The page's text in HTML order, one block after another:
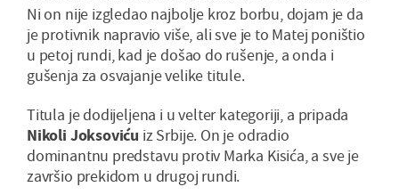
Ni on nije izgledao najbolje kroz borbu, dojam je da
je protivnik napravio više, ali sve je to Matej poništio
u petoj rundi, kad je došao do rušenje, a onda i
gušenja za osvajanje velike titule.
Titula je dodijeljena i u velter kategoriji, a pripada
Nikoli Joksoviću iz Srbije. On je odradio
dominantnu predstavu protiv Marka Kisića, a sve je
završio prekidom u drugoj rundi.